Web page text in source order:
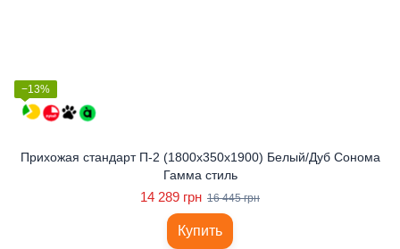
−13%
Прихожая стандарт П-2 (1800x350x1900) Белый/Дуб Сонома
Гамма стиль
14 289 грн 16 445 грн
Купить